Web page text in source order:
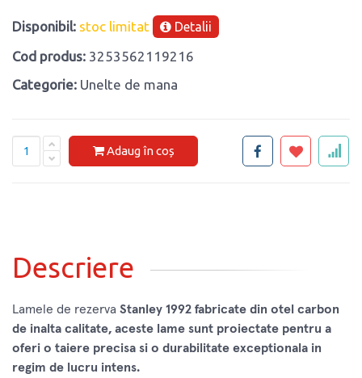
Disponibil: stoc limitat Detalii
Cod produs: 3253562119216
Categorie: Unelte de mana
Adaug în coș
Descriere
Lamele de rezerva Stanley 1992 fabricate din otel carbon
de inalta calitate, aceste lame sunt proiectate pentru a
oferi o taiere precisa si o durabilitate exceptionala in
regim de lucru intens.